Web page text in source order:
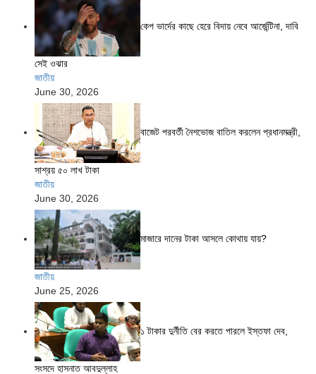
কেপ ভার্দের কাছে হেরে বিদায় নেবে আর্জেন্টিনা, দাবি
সেই ওঝার
জাতীয়
June 30, 2026
বাজেট পরবর্তী নৈশভোজ বাতিল করলেন প্রধানমন্ত্রী,
সাশ্রয় ৫০ লাখ টাকা
জাতীয়
June 30, 2026
মাজারে দানের টাকা আসলে কোথায় যায়?
জাতীয়
June 25, 2026
১ টাকার দুর্নীতি বের করতে পারলে ইস্তফা দেব,
সংসদে হাসনাত আবদুল্লাহ